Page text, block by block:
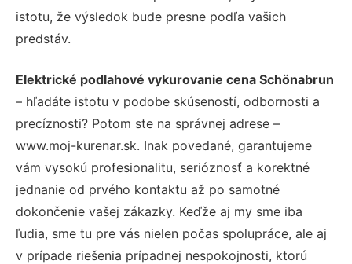
istotu, že výsledok bude presne podľa vašich
predstáv.
Elektrické podlahové vykurovanie cena Schönabrun
– hľadáte istotu v podobe skúseností, odbornosti a
precíznosti? Potom ste na správnej adrese –
www.moj-kurenar.sk. Inak povedané, garantujeme
vám vysokú profesionalitu, serióznosť a korektné
jednanie od prvého kontaktu až po samotné
dokončenie vašej zákazky. Keďže aj my sme iba
ľudia, sme tu pre vás nielen počas spolupráce, ale aj
v prípade riešenia prípadnej nespokojnosti, ktorú